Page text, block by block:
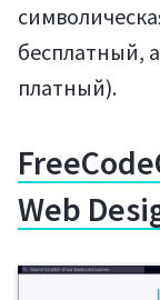
бесплатный,
платный).
Web